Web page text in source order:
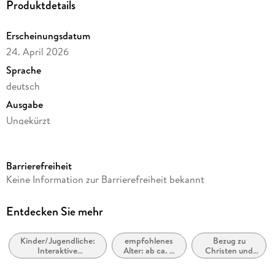
Produktdetails
Erscheinungsdatum
24. April 2026
Sprache
deutsch
Ausgabe
Ungekürzt
Laufzeit
Altersempfehlung
Reihe
5 Geschwister, 50
Barrierefreiheit
Keine Information zur Barrierefreiheit bekannt
Entdecken Sie mehr
Kinder/Jugendliche:
Interaktive
Abenteuergeschichten
empfohlenes
Alter: ab ca. 8
Jahre
Bezug zu
Christen und
christlichen